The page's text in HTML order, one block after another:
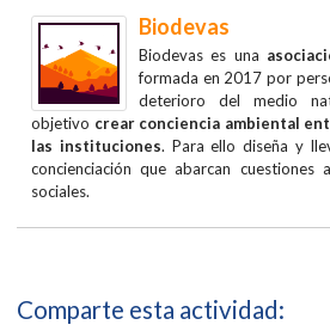
Biodevas
Biodevas es una
formada en 2017 por
deterioro del medio
objetivo crear conciencia ambiental
las instituciones. Para ello diseña y
concienciación que abarcan cuestiones
sociales.
Comparte esta actividad: